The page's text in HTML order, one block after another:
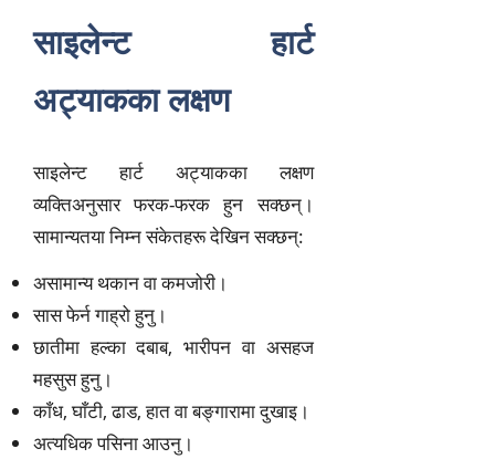
साइलेन्ट हार्ट
अट्याकका लक्षण
साइलेन्ट हार्ट अट्याकका लक्षण
व्यक्तिअनुसार फरक-फरक हुन सक्छन्।
सामान्यतया निम्न संकेतहरू देखिन सक्छन्:
असामान्य थकान वा कमजोरी।
सास फेर्न गाह्रो हुनु।
छातीमा हल्का दबाब, भारीपन वा असहज
महसुस हुनु।
काँध, घाँटी, ढाड, हात वा बङ्गारामा दुखाइ।
अत्यधिक पसिना आउनु।